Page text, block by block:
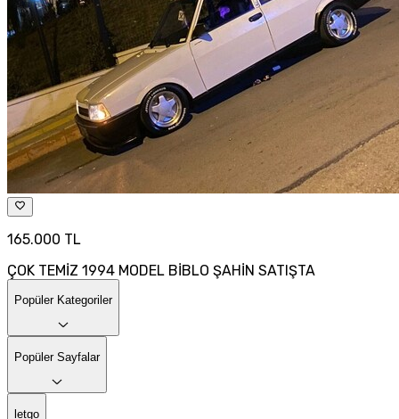
165.000 TL
ÇOK TEMİZ 1994 MODEL BİBLO ŞAHİN SATIŞTA
Popüler Kategoriler
Popüler Sayfalar
letgo